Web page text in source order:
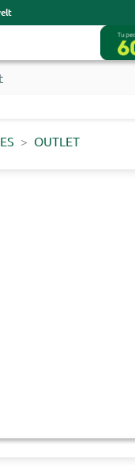
OUTLET